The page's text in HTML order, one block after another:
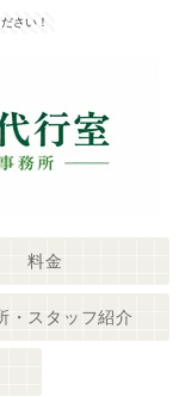
さい！
料金
・スタッフ紹介